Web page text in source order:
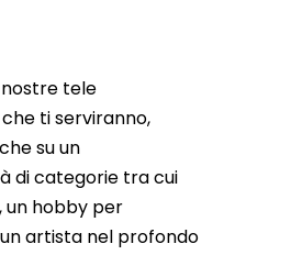
nostre tele
ti serviranno,
su un
di categorie tra cui
un hobby per
artista nel profondo